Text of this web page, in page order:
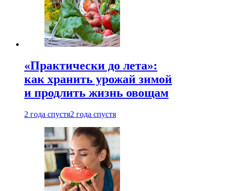
«Практически до лета»:
как хранить урожай зимой
и продлить жизнь овощам
2 года спустя2 года спустя